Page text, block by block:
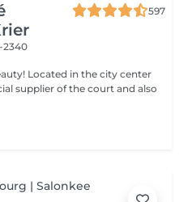
597
2340
center
supplier of the court and also